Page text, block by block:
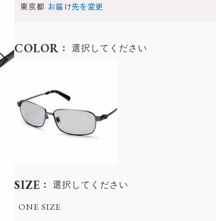
東京都 お届け先を変更
SIZE 選択してください
ONE SIZE
COLOR 選択してください